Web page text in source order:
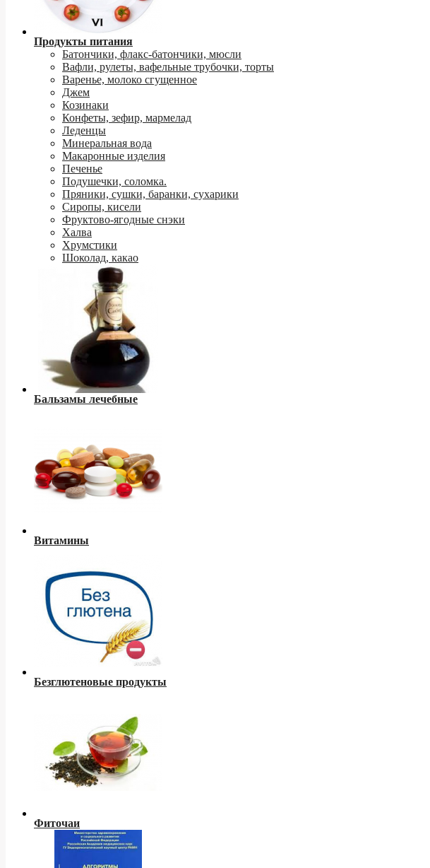
Продукты питания
Батончики, флакс-батончики, мюсли
Вафли, рулеты, вафельные трубочки, торты
Варенье, молоко сгущенное
Джем
Козинаки
Конфеты, зефир, мармелад
Леденцы
Минеральная вода
Макаронные изделия
Печенье
Подушечки, соломка.
Пряники, сушки, баранки, сухарики
Сиропы, кисели
Фруктово-ягодные снэки
Халва
Хрумстики
Шоколад, какао
Бальзамы лечебные
Витамины
Безглютеновые продукты
Фиточаи